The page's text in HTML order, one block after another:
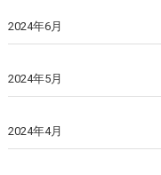
2024年6月
2024年5月
2024年4月